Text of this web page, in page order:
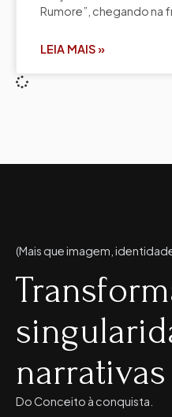
Rumore”, chegando na
LEIA MAIS »
(Mais que imagem,
Do Conceito à conquista.